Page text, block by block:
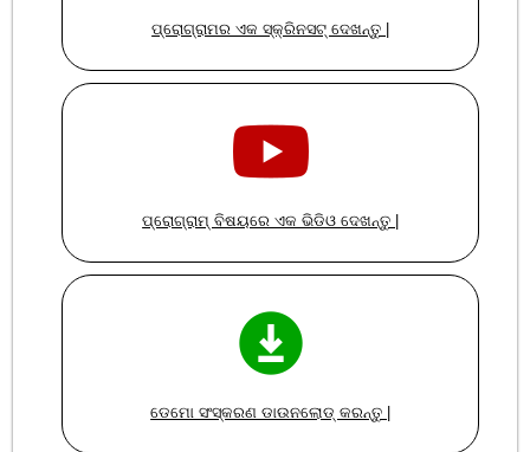
ପ୍ରୋଗ୍ରାମର ଏକ ସ୍କ୍ରିନସଟ୍ ଦେଖନ୍ତୁ |
ପ୍ରୋଗ୍ରାମ୍ ବିଷୟରେ ଏକ ଭିଡିଓ ଦେଖନ୍ତୁ |
ଡେମୋ ସଂସ୍କରଣ ଡାଉନଲୋଡ୍ କରନ୍ତୁ |